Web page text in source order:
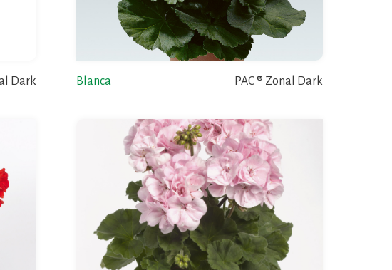
Dark Blanca PAC ® Zonal Dark